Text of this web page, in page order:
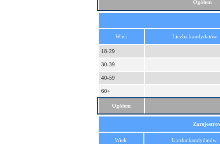
Ogółem
Wiek Liczba kandydatów
18-29
30-39
40-59
60+
Ogółem
Wiek Liczba kandydatów